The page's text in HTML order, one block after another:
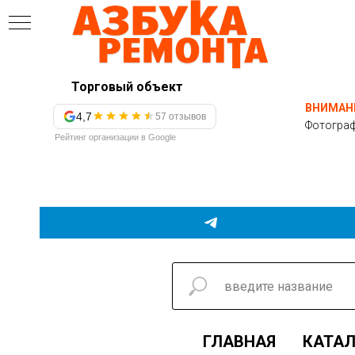
Торговый объект
4,7 57 отзывов
Рейтинг организации в Google
ГЛАВНАЯ